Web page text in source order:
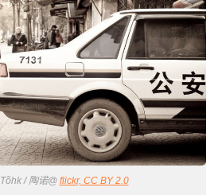
/ 陶诺@ flickr, CC BY 2.0